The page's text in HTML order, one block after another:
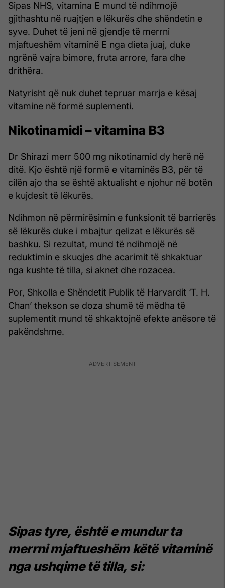
Sipas NHS, vitamina E mund të ndihmojë
gjithashtu në ruajtjen e lëkurës dhe shëndetin e
syve. Duhet të jeni në gjendje të merrni
mjaftueshëm vitaminë E nga dieta juaj, duke
ngrënë vajra bimore, fruta arrore, fara dhe
drithëra.
Natyrisht që nuk duhet tepruar marrja e kësaj
vitamine në formë suplementi.
Nikotinamidi – vitamina B3
Dr Shirazi merr 500 mg nikotinamid dy herë në
ditë. Kjo është një formë e vitaminës B3, për të
cilën ajo tha se është aktualisht e njohur në botën
e kujdesit të lëkurës.
Ndihmon në përmirësimin e funksionit të barrierës
së lëkurës duke i mbajtur qelizat e lëkurës së
bashku. Si rezultat, mund të ndihmojë në
reduktimin e skuqjes dhe acarimit të shkaktuar
nga kushte të tilla, si aknet dhe rozacea.
Por, Shkolla e Shëndetit Publik të Harvardit ‘T. H.
Chan’ thekson se doza shumë të mëdha të
suplementit mund të shkaktojnë efekte anësore të
pakëndshme.
Sipas tyre, është e mundur ta
merrni mjaftueshëm këtë vitaminë
nga ushqime të tilla, si: